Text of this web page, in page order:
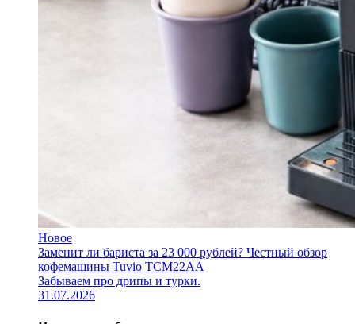
Новое
Заменит ли бариста за 23 000 рублей? Честный обзор
кофемашины Tuvio TCM22AA
Забываем про дрипы и турки.
31.07.2026